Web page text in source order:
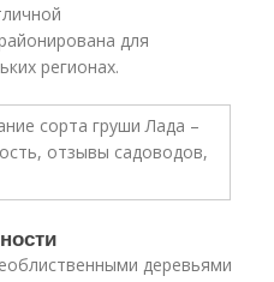
для
регионах.
деревьями